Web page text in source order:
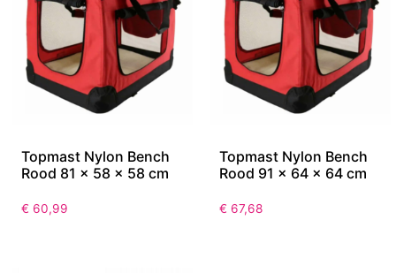
Topmast Nylon Bench
Rood 81 x 58 x 58 cm
€ 60,99
Topmast Nylon Bench
Rood 91 x 64 x 64 cm
€ 67,68